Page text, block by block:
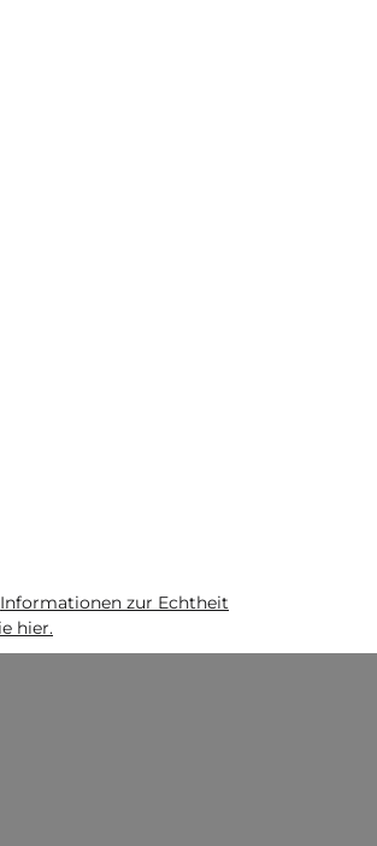
Informationen zur Echtheit
hier.